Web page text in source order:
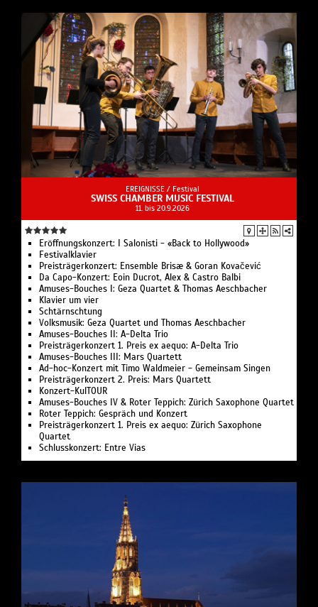
EREIGNISSE / Festival
SWISS CHAMBER MUSIC FESTIVAL
11. bis 20.9.2026
Eröffnungskonzert: I Salonisti - «Back to Hollywood»
Festivalklavier
Preisträgerkonzert: Ensemble Brisæ & Goran Kovačević
Da Capo-Konzert: Eoin Ducrot, Alex & Castro Balbi
Amuses-Bouches I: Geza Quartet & Thomas Aeschbacher
Klavier um vier
Schtärnschtung
Volksmusik: Geza Quartet und Thomas Aeschbacher
Amuses-Bouches II: A-Delta Trio
Preisträgerkonzert 1. Preis ex aequo: A-Delta Trio
Amuses-Bouches III: Mars Quartett
Ad-hoc-Konzert mit Timo Waldmeier - Gemeinsam Singen
Preisträgerkonzert 2. Preis: Mars Quartett
Konzert-KulTOUR
Amuses-Bouches IV & Roter Teppich: Zürich Saxophone Quartet
Roter Teppich: Gespräch und Konzert
Preisträgerkonzert 1. Preis ex aequo: Zürich Saxophone
Quartet
Schlusskonzert: Entre Vias